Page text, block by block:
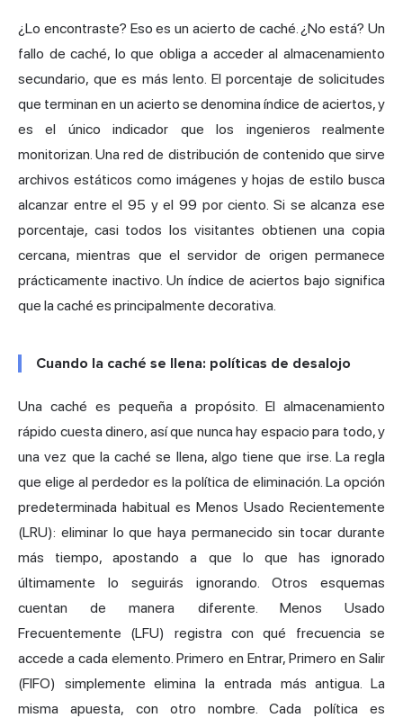
¿Lo encontraste? Eso es un acierto de caché. ¿No está? Un
fallo de caché, lo que obliga a acceder al almacenamiento
secundario, que es más lento. El porcentaje de solicitudes
que terminan en un acierto se denomina índice de aciertos, y
es el único indicador que los ingenieros realmente
monitorizan. Una red de distribución de contenido que sirve
archivos estáticos como imágenes y hojas de estilo busca
alcanzar entre el 95 y el 99 por ciento. Si se alcanza ese
porcentaje, casi todos los visitantes obtienen una copia
cercana, mientras que el servidor de origen permanece
prácticamente inactivo. Un índice de aciertos bajo significa
que la caché es principalmente decorativa.
Cuando la caché se llena: políticas de desalojo
Una caché es pequeña a propósito. El almacenamiento
rápido cuesta dinero, así que nunca hay espacio para todo, y
una vez que la caché se llena, algo tiene que irse. La regla
que elige al perdedor es la política de eliminación. La opción
predeterminada habitual es Menos Usado Recientemente
(LRU): eliminar lo que haya permanecido sin tocar durante
más tiempo, apostando a que lo que has ignorado
últimamente lo seguirás ignorando. Otros esquemas
cuentan de manera diferente. Menos Usado
Frecuentemente (LFU) registra con qué frecuencia se
accede a cada elemento. Primero en Entrar, Primero en Salir
(FIFO) simplemente elimina la entrada más antigua. La
misma apuesta, con otro nombre. Cada política es